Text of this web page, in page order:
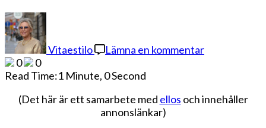
Vitaestilo Lämna en kommentar
en
nyår?
0
0
Read Time:1 Minute, 0 Second
(Det här är ett samarbete med ellos och innehåller
annonslänkar)